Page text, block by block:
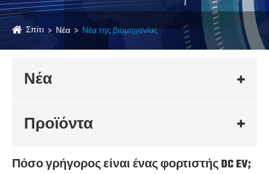
Σπίτι Νέα Νέα της βιομηχανίας
Νέα
Προϊόντα
Πόσο γρήγορος είναι ένας φορτιστής DC EV;